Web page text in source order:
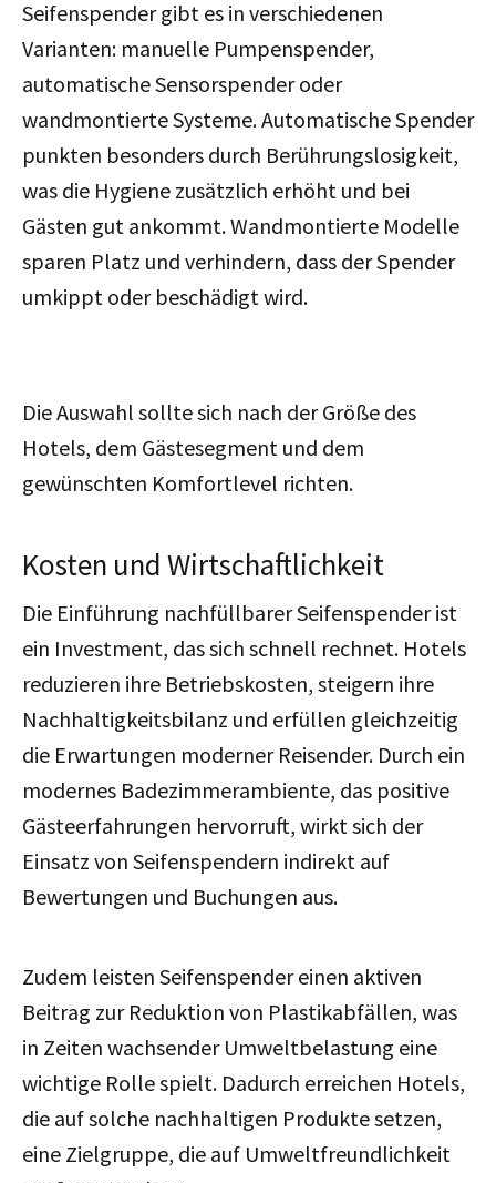
Seifenspender gibt es in verschiedenen
Varianten: manuelle Pumpenspender,
automatische Sensorspender oder
wandmontierte Systeme. Automatische Spender
punkten besonders durch Berührungslosigkeit,
was die Hygiene zusätzlich erhöht und bei
Gästen gut ankommt. Wandmontierte Modelle
sparen Platz und verhindern, dass der Spender
umkippt oder beschädigt wird.
Die Auswahl sollte sich nach der Größe des
Hotels, dem Gästesegment und dem
gewünschten Komfortlevel richten.
Kosten und Wirtschaftlichkeit
Die Einführung nachfüllbarer Seifenspender ist
ein Investment, das sich schnell rechnet. Hotels
reduzieren ihre Betriebskosten, steigern ihre
Nachhaltigkeitsbilanz und erfüllen gleichzeitig
die Erwartungen moderner Reisender. Durch ein
modernes Badezimmerambiente, das positive
Gästeerfahrungen hervorruft, wirkt sich der
Einsatz von Seifenspendern indirekt auf
Bewertungen und Buchungen aus.
Zudem leisten Seifenspender einen aktiven
Beitrag zur Reduktion von Plastikabfällen, was
in Zeiten wachsender Umweltbelastung eine
wichtige Rolle spielt. Dadurch erreichen Hotels,
die auf solche nachhaltigen Produkte setzen,
eine Zielgruppe, die auf Umweltfreundlichkeit